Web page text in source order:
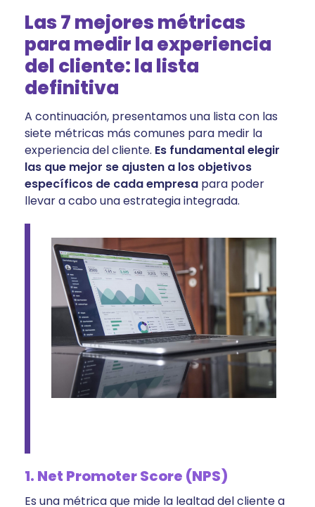
Las 7 mejores métricas
para medir la experiencia
del cliente: la lista
definitiva
A continuación, presentamos una lista con las
siete métricas más comunes para medir la
experiencia del cliente. Es fundamental elegir
las que mejor se ajusten a los objetivos
específicos de cada empresa para poder
llevar a cabo una estrategia integrada.
1. Net Promoter Score (NPS)
Es una métrica que mide la lealtad del cliente a